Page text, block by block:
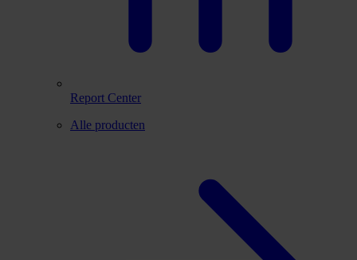
Report Center
Alle producten